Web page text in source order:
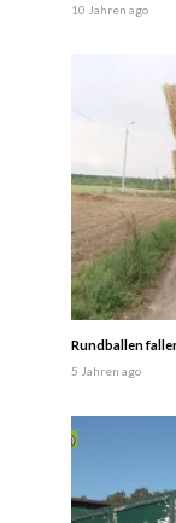
10 Jahren ago
Rundballen
5 Jahren ago